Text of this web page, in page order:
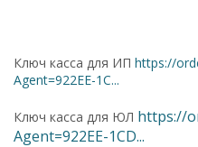
Ключ касса для ИП https://
Agent=922EE-1C...
Ключ касса для ЮЛ https://
Agent=922EE-1CD...